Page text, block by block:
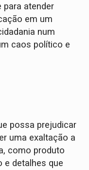
para atender
em um
num
caos político e
possa prejudicar
uma exaltação a
como produto
e detalhes que